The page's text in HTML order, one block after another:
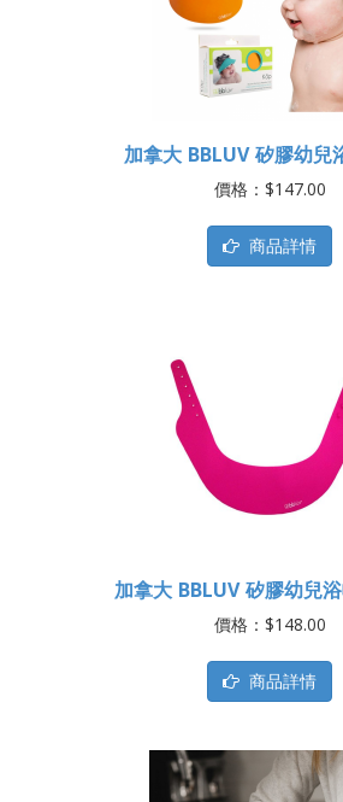
加拿大 BBLUV 矽膠幼兒
價格：$147.00
商品詳情
加拿大 BBLUV 矽膠幼兒
價格：$148.00
商品詳情